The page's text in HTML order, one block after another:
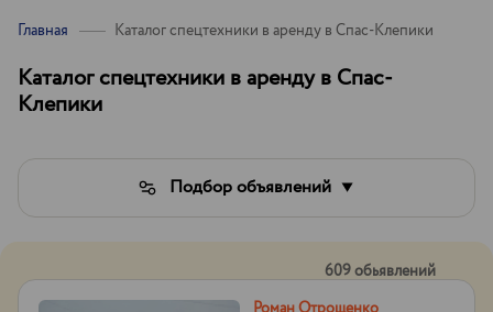
Главная Каталог спецтехники в аренду в Спас-Клепики
Каталог спецтехники в аренду в Спас-
Клепики
Подбор объявлений
609 обьявлений